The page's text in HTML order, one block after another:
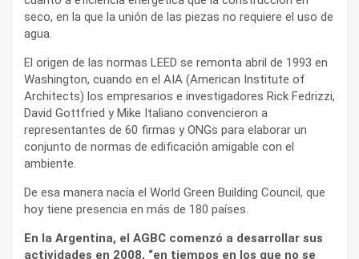
seco, en la que la unión de las piezas no requiere el uso de
agua.
El origen de las normas LEED se remonta abril de 1993 en
Washington, cuando en el AIA (American Institute of
Architects) los empresarios e investigadores Rick Fedrizzi,
David Gottfried y Mike Italiano convencieron a
representantes de 60 firmas y ONGs para elaborar un
conjunto de normas de edificación amigable con el
ambiente.
De esa manera nacía el World Green Building Council, que
hoy tiene presencia en más de 180 países.
En la Argentina, el AGBC comenzó a desarrollar sus
actividades en 2008, “en tiempos en los que no se